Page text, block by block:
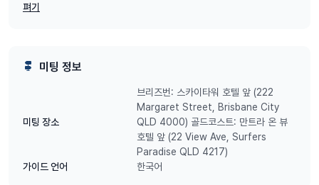
펴기
미팅 정보
미팅 장소
브리즈번: 스카이타워 호텔 앞 (222
Margaret Street, Brisbane City
QLD 4000) 골드코스트: 만트라 온 뷰
호텔 앞 (22 View Ave, Surfers
Paradise QLD 4217)
가이드 언어
한국어